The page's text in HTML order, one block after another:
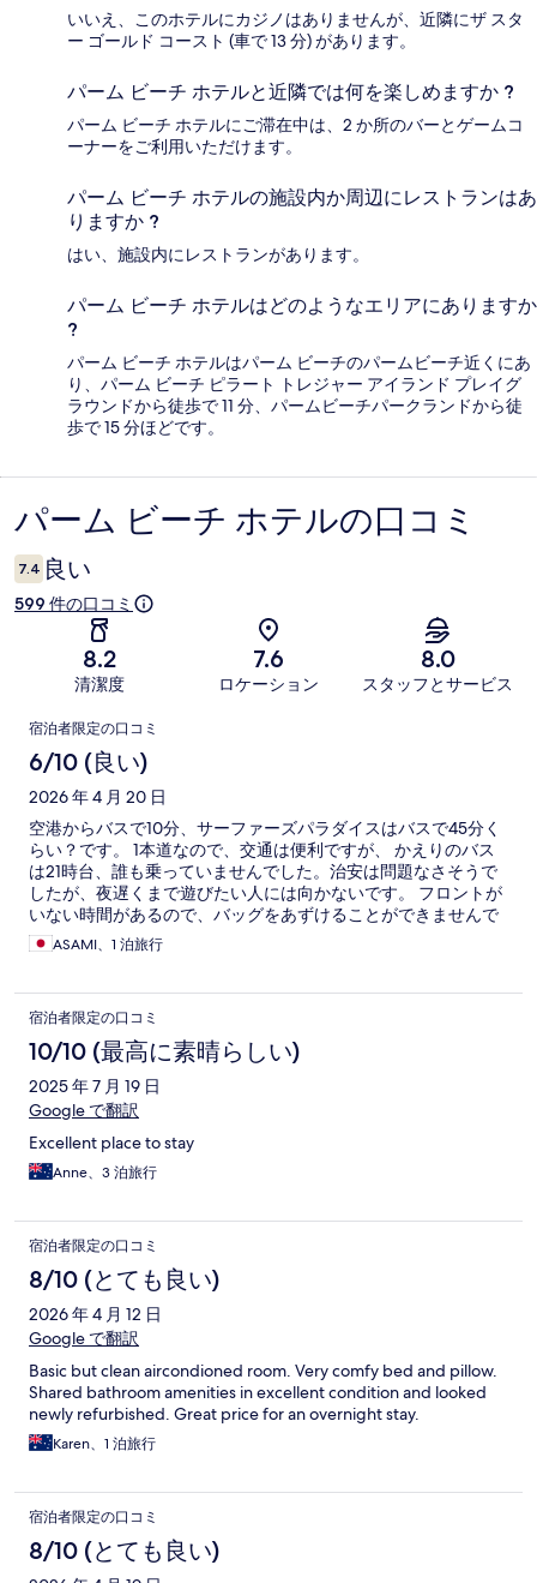
いいえ、このホテルにカジノはありませんが、近隣にザ スタ
ー ゴールド コースト (車で 13 分) があります。
パーム ビーチ ホテルと近隣では何を楽しめますか ?
パーム ビーチ ホテルにご滞在中は、2 か所のバーとゲームコ
ーナーをご利用いただけます。
パーム ビーチ ホテルの施設内か周辺にレストランはあ
りますか ?
はい、施設内にレストランがあります。
パーム ビーチ ホテルはどのようなエリアにありますか
?
パーム ビーチ ホテルはパーム ビーチのパームビーチ近くにあ
り、パーム ビーチ ピラート トレジャー アイランド プレイグ
ラウンドから徒歩で 11 分、パームビーチパークランドから徒
歩で 15 分ほどです。
口
コ
ミ
パーム ビーチ ホテルの口コミ
7.4 良い
599 件の口コミ
8.2
清潔度
7.6
ロケーション
8.0
スタッフとサービス
口
コ
ミ
宿泊者限定の口コミ
6/10 (良い)
2026 年 4 月 20 日
空港からバスで10分、サーファーズパラダイスはバスで45分く
らい？です。 1本道なので、交通は便利ですが、 かえりのバス
は21時台、誰も乗っていませんでした。治安は問題なさそうで
したが、夜遅くまで遊びたい人には向かないです。 フロントが
いない時間があるので、バッグをあずけることができませんで
した。 トイレ、バスルームは綺麗でした。 オーストラリアの旧
式のシャワーの使い方が複雑でした。古いタイプのシャワーで
の階段があります。
ASAMI、1 泊旅行
宿泊者限定の口コミ
10/10 (最高に素晴らしい)
2025 年 7 月 19 日
Google で翻訳
Excellent place to stay
Anne、3 泊旅行
宿泊者限定の口コミ
8/10 (とても良い)
2026 年 4 月 12 日
Google で翻訳
Basic but clean aircondioned room. Very comfy bed and pillow.
Shared bathroom amenities in excellent condition and looked
newly refurbished. Great price for an overnight stay.
Karen、1 泊旅行
宿泊者限定の口コミ
8/10 (とても良い)